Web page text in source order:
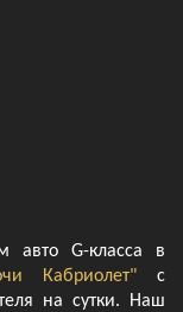
авто G-класса в
Кабриолет" с
на сутки. Наш